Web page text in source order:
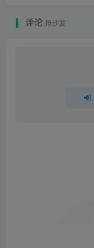
评论 抢沙发